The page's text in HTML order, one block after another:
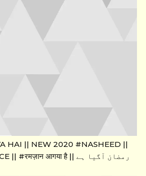
HAI || NEW 2020 #NASHEED ||
#BEAUTIFUL VOICE || #रमज़ान आगया है || رمضان آگیا ہے